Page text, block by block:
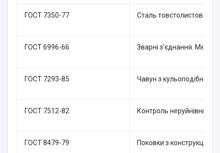
ГОСТ 7350-77 Сталь товстолистова
ГОСТ 6996-66 Зварні з'єднання.
ГОСТ 7293-85 Чавун з кульоподібним
ГОСТ 7512-82 Контроль неруйнівний.
ГОСТ 8479-79 Поковки з